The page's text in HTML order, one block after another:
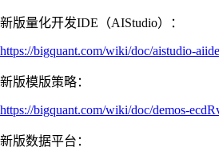
新版量化开发IDE（AIStudio）：
https://bigquant.com/wiki/doc/aistudio-
新版模版策略：
https://bigquant.com/wiki/doc/demos-
新版数据平台：